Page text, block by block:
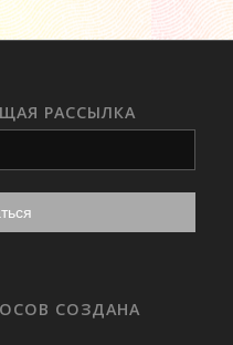
РАССЫЛКА
СОЗДАНА